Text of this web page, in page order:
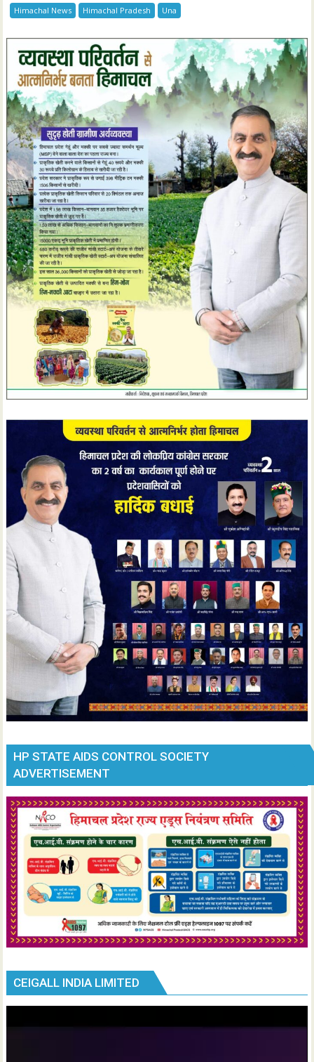
Himachal News Himachal Pradesh Una
HP STATE AIDS CONTROL SOCIETY
ADVERTISEMENT
CEIGALL INDIA LIMITED